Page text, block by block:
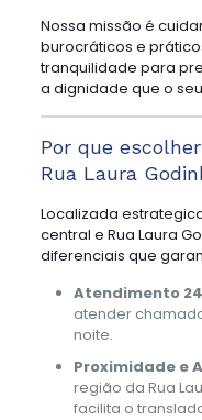
Nossa missão é
burocráticos e
tranquilidade para
a dignidade que o
Por que
Rua Laura
Localizada
central e Rua Laura
diferenciais que
Atendimento
atender
noite.
Proximidade e
região da Rua
facilita o